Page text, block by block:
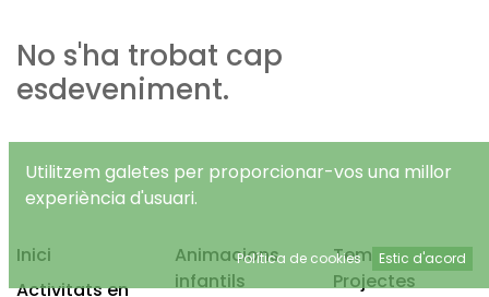
No s'ha trobat cap
esdeveniment.
Inici
Activitats en
Animacions
infantils
Temps Lliure
Projectes
Utilitzem galetes per proporcionar-vos una millor
experiència d'usuari.
Política de cookies Estic d'acord